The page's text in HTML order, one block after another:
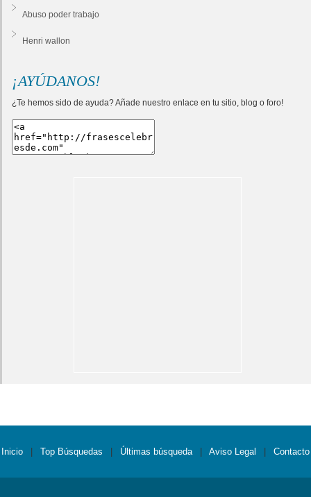
Abuso poder trabajo
Henri wallon
¡AYÚDANOS!
¿Te hemos sido de ayuda? Añade nuestro enlace en tu sitio, blog o foro!
Inicio Top Búsquedas Últimas búsqueda Aviso Legal Contacto